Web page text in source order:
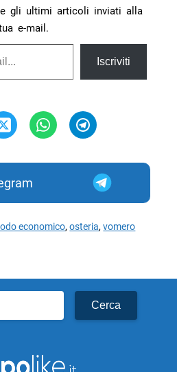
gli ultimi articoli inviati alla
e-mail.
Iscriviti
economico,osteria,vomero